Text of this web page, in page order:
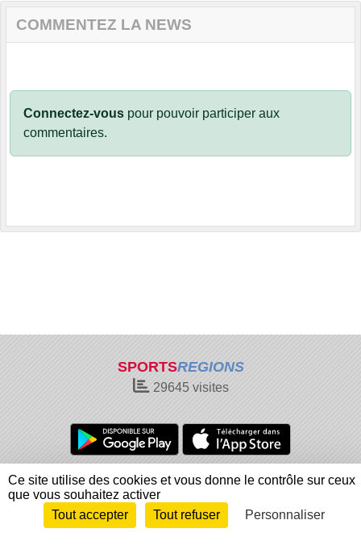
COMMENTEZ LA NEWS
Connectez-vous pour pouvoir participer aux
commentaires.
SPORTSREGIONS
29645visites
Charte cookies
Gestion des cookies
Informations légales
Signaler un contenu inapproprié
Envie de participer ?
Connexion
Ce site utilise des cookies et vous donne le contrôle sur ceux
que vous souhaitez activer
Tout accepter
Tout refuser Personnaliser